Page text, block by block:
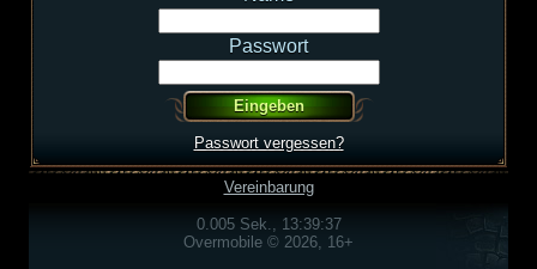
Passwort
Passwort vergessen?
Vereinbarung
0.005 Sek., 13:39:37
Overmobile © 2026, 16+